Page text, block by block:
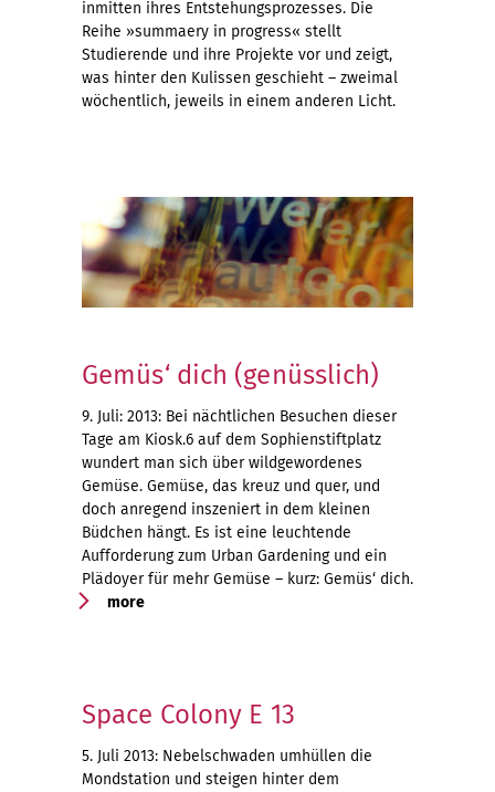
inmitten ihres Entstehungsprozesses. Die
Reihe »summaery in progress« stellt
Studierende und ihre Projekte vor und zeigt,
was hinter den Kulissen geschieht – zweimal
wöchentlich, jeweils in einem anderen Licht.
Gemüs‘ dich (genüsslich)
9. Juli: 2013: Bei nächtlichen Besuchen dieser
Tage am Kiosk.6 auf dem Sophienstiftplatz
wundert man sich über wildgewordenes
Gemüse. Gemüse, das kreuz und quer, und
doch anregend inszeniert in dem kleinen
Büdchen hängt. Es ist eine leuchtende
Aufforderung zum Urban Gardening und ein
Plädoyer für mehr Gemüse – kurz: Gemüs‘ dich.
more
Space Colony E 13
5. Juli 2013: Nebelschwaden umhüllen die
Mondstation und steigen hinter dem